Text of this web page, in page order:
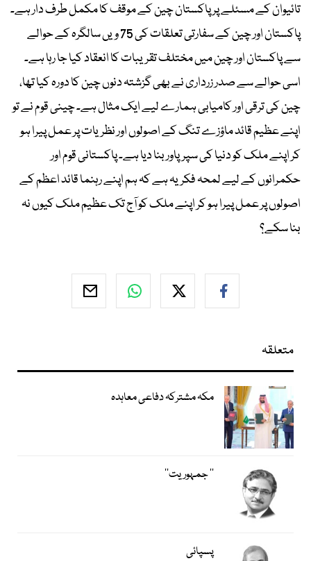
تائیوان کے مسئلے پر پاکستان چین کے موقف کا مکمل طرف دار ہے۔
پاکستان اور چین کے سفارتی تعلقات کی 75 ویں سالگرہ کے حوالے
سے پاکستان اور چین میں مختلف تقریبات کا انعقاد کیا جا رہا ہے۔
اسی حوالے سے صدر زرداری نے بھی گزشتہ دنوں چین کا دورہ کیا تھا،
چین کی ترقی اور کامیابی ہمارے لیے ایک مثال ہے۔ چینی قوم نے تو
اپنے عظیم قائد ماؤزے تنگ کے اصولوں اور نظریات پر عمل پیرا ہو
کر اپنے ملک کو دنیا کی سپرپاور بنا دیا ہے۔ پاکستانی قوم اور
حکمرانوں کے لیے لمحہ فکریہ ہے کہ ہم اپنے رہنما قائد اعظم کے
اصولوں پر عمل پیرا ہو کر اپنے ملک کو آج تک عظیم ملک کیوں نہ
بنا سکے؟
متعلقہ
مکہ مشترکہ دفاعی معاہدہ
’’ جمہوریت‘‘
پسپائی